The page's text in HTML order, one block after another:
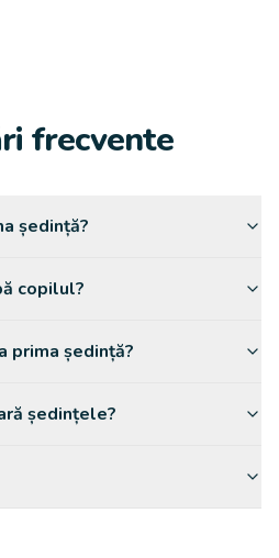
frecvente
ședință?
copilul?
prima ședință?
ședințele?